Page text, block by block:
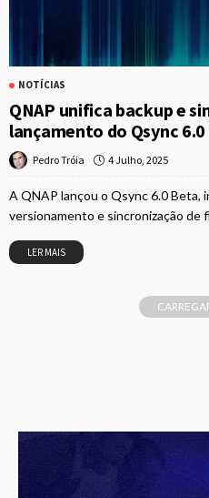
NOTÍCIAS
QNAP unifica backup e
lançamento do Qsync
Pedro Tróia 4 Julho, 2025
A QNAP lançou o Qsync 6.0 Beta,
versionamento e sincronização de
LER MAIS